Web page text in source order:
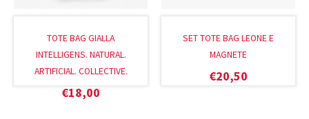
TOTE BAG GIALLA
INTELLIGENS. NATURAL.
ARTIFICIAL. COLLECTIVE.
€18,00
SET TOTE BAG LEONE E
MAGNETE
€20,50